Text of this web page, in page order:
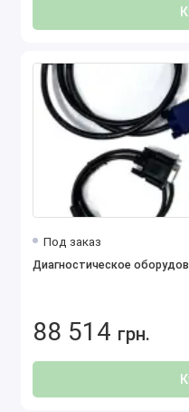
Под заказ
Диагностическое
88 514 грн.